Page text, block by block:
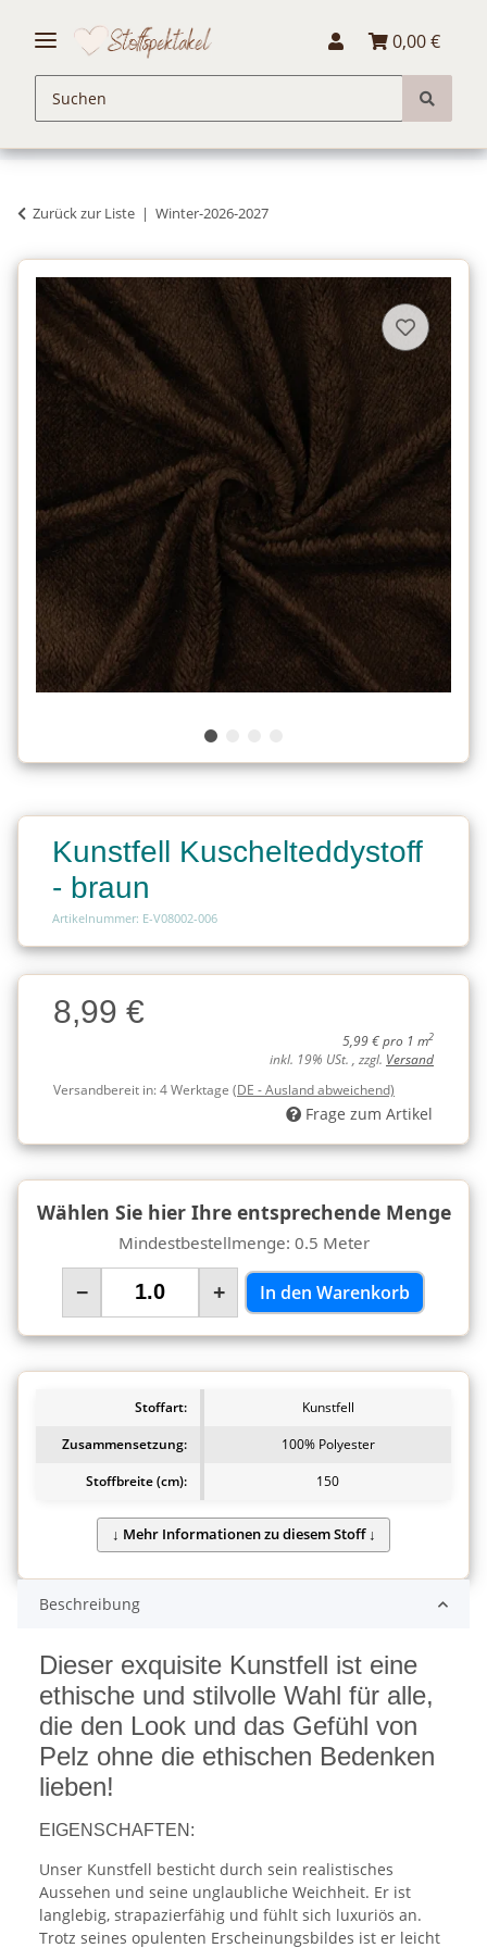
0,00 €
Zurück zur Liste Winter-2026-2027
Kunstfell Kuschelteddystoff
- braun
Artikelnummer: E-V08002-006
Charge
Charge8,99 €
5,99 € pro 1 m2
inkl. 19% USt. , zzgl. Versand
Versandbereit in:4 Werktage (DE - Ausland abweichend)
Frage zum Artikel
Wählen Sie hier Ihre entsprechende Menge
Mindestbestellmenge: 0.5 Meter
− + In den Warenkorb
Stoffart:
Kunstfell
Zusammensetzung:
100% Polyester
Stoffbreite (cm):
150
Beschreibung
Dieser exquisite Kunstfell ist eine
ethische und stilvolle Wahl für alle,
die den Look und das Gefühl von
Pelz ohne die ethischen Bedenken
lieben!
EIGENSCHAFTEN:
Unser Kunstfell besticht durch sein realistisches
Aussehen und seine unglaubliche Weichheit. Er ist
langlebig, strapazierfähig und fühlt sich luxuriös an.
Trotz seines opulenten Erscheinungsbildes ist er leicht